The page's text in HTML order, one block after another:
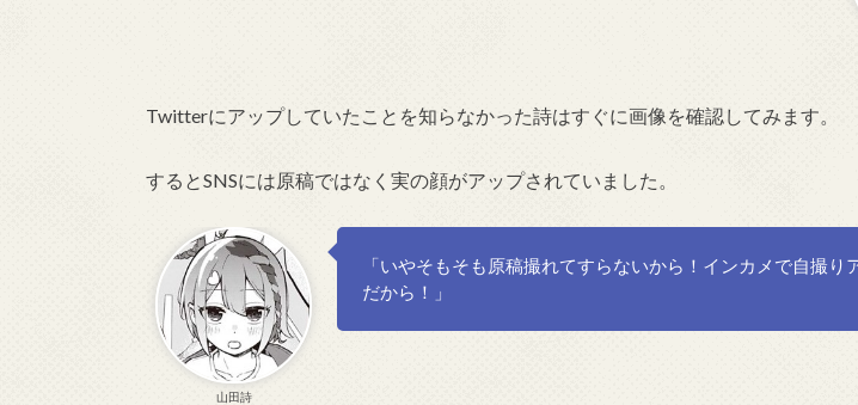
Twitterにアップしていたことを知らなかった詩はすぐに画像を確認してみます。
するとSNSには原稿ではなく実の顔がアップされていました。
山田詩
「いやそもそも原稿撮れてすらないから！インカメで自撮り
だから！」